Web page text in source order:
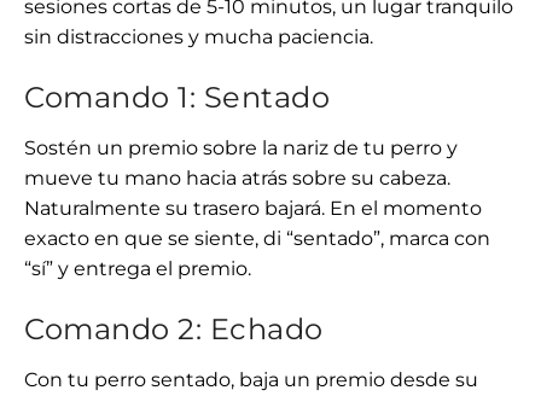
sesiones cortas de 5-10 minutos, un lugar tranquilo
sin distracciones y mucha paciencia.
Comando 1: Sentado
Sostén un premio sobre la nariz de tu perro y
mueve tu mano hacia atrás sobre su cabeza.
Naturalmente su trasero bajará. En el momento
exacto en que se siente, di “sentado”, marca con
“sí” y entrega el premio.
Comando 2: Echado
Con tu perro sentado, baja un premio desde su